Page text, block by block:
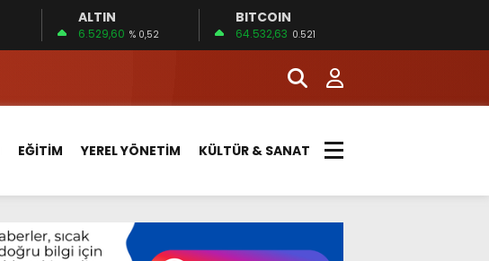
ALTIN
6.529,60 % 0,52
BITCOIN
64.532,63 0.521
EĞİTİM YEREL YÖNETİM KÜLTÜR & SANAT